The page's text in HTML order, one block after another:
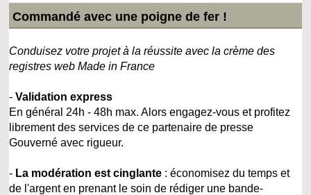
Commandé avec une poigne de fer !
Conduisez votre projet à la réussite avec la crème des
registres web Made in France
-Validation express
En général 24h - 48h max. Alors engagez-vous et profitez
librement des services de ce partenaire de presse
Gouverné avec rigueur.
- La modération est cinglante : économisez du temps et
de l'argent en prenant le soin de rédiger une bande-